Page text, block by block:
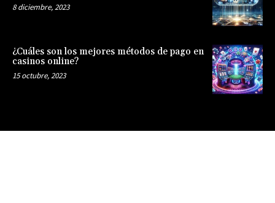
8 diciembre, 2023
¿Cuáles son los mejores métodos de pago en
casinos online?
15 octubre, 2023